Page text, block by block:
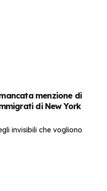
menzione di
di New York